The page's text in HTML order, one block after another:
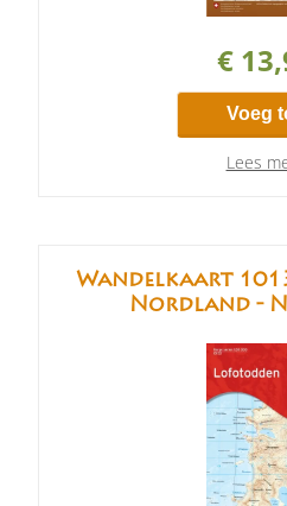
€
Voeg
Lees
Wandelkaart
Nordland -